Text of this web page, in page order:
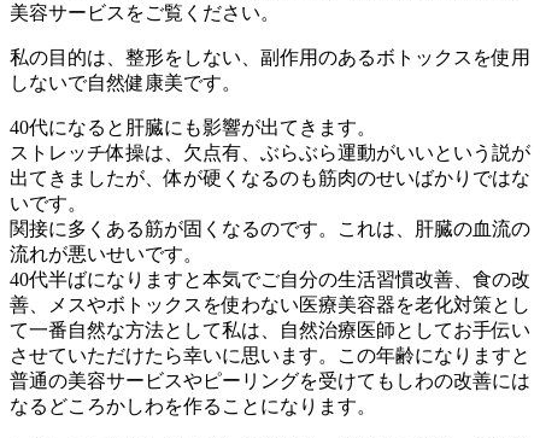
美容サービスをご覧ください。
私の目的は、整形をしない、副作用のあるボトックスを使用
しないで自然健康美です。
40代になると肝臓にも影響が出てきます。
ストレッチ体操は、欠点有、ぶらぶら運動がいいという説が
出てきましたが、体が硬くなるのも筋肉のせいばかりではな
いです。
関接に多くある筋が固くなるのです。これは、肝臓の血流の
流れが悪いせいです。
40代半ばになりますと本気でご自分の生活習慣改善、食の改
善、メスやボトックスを使わない医療美容器を老化対策とし
て一番自然な方法として私は、自然治療医師としてお手伝い
させていただけたら幸いに思います。この年齢になりますと
普通の美容サービスやピーリングを受けてもしわの改善には
なるどころかしわを作ることになります。